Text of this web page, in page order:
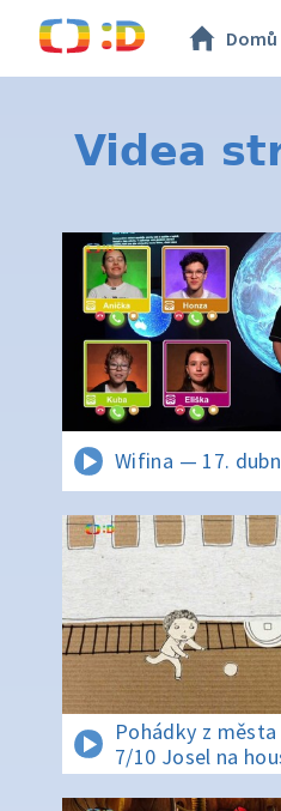
Domů
Videa
Wifina — 17.
Pohádky z
7/10 Josel na